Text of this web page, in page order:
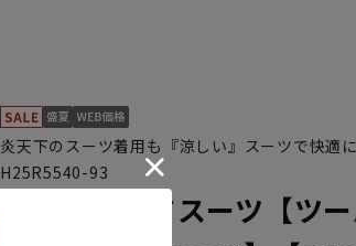
炎天下のスーツ着用も『涼しい』スーツで快適に
H25R5540-93
スタンダードスーツ【ツ